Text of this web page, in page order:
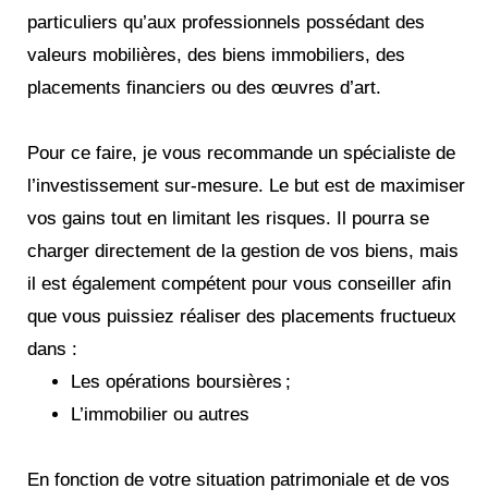
particuliers qu’aux professionnels possédant des
valeurs mobilières, des biens immobiliers, des
placements financiers ou des œuvres d’art.
Pour ce faire, je vous recommande un spécialiste de
l’investissement sur-mesure. Le but est de maximiser
vos gains tout en limitant les risques. Il pourra se
charger directement de la gestion de vos biens, mais
il est également compétent pour vous conseiller afin
que vous puissiez réaliser des placements fructueux
dans :
Les opérations boursières ;
L’immobilier ou autres
En fonction de votre situation patrimoniale et de vos